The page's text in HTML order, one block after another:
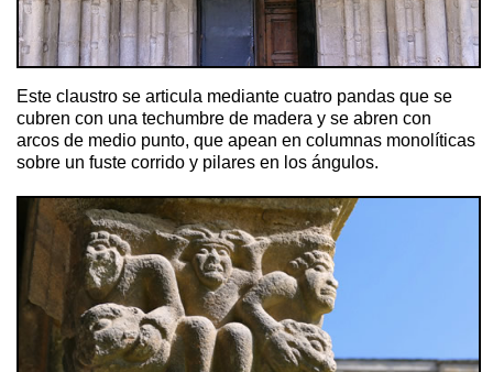
Este claustro se articula mediante cuatro pandas que se
cubren con una techumbre de madera y se abren con
arcos de medio punto, que apean en columnas monolíticas
sobre un fuste corrido y pilares en los ángulos.